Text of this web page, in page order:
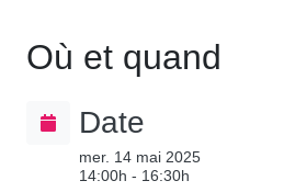
Où et quand
Date
mer. 14 mai 2025
14:00h - 16:30h